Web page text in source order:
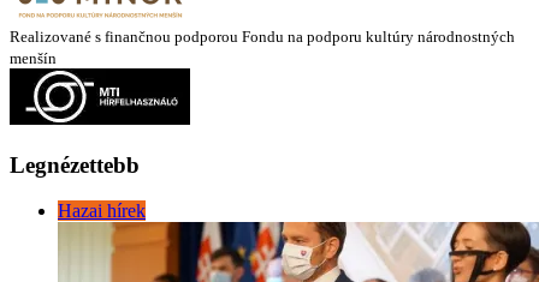
Realizované s finančnou podporou Fondu na podporu kultúry národnostných
menšín
Legnézettebb
Hazai hírek